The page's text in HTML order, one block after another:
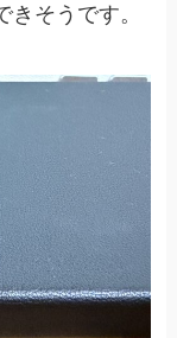
そうです。